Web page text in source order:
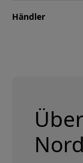
Händler